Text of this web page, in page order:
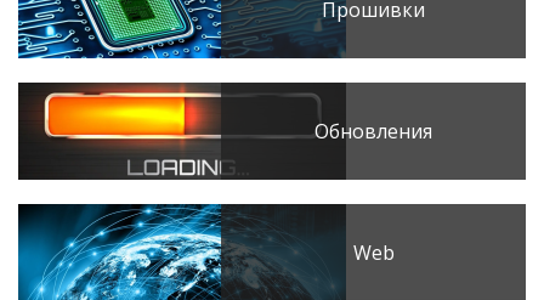
Прошивки
Обновления
Web